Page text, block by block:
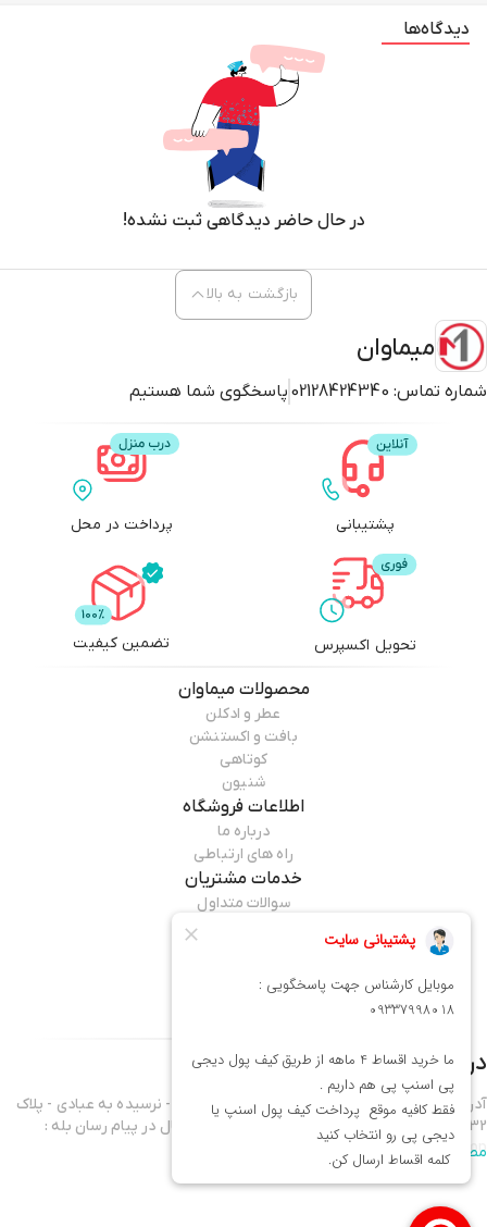
دیدگاه‌ها
در حال حاضر دیدگاهی ثبت نشده!
میماوان
شماره تماس: 02128424340 پاسخگوی شما هستیم
بازگشت به بالا
پشتیبانی پرداخت در محل
تحویل اکسپرس تضمین کیفیت
محصولاتمیماوان
عطر و ادکلن
بافت و اکستنشن
کوتاهی
شنیون
اطلاعات فروشگاه
درباره ما
راه های ارتباطی
خدمات مشتریان
سوالات متداول
قوانین مرجوعی
همراه ما باشید
درباره فروشگاهمیماوان
آدرس فروشگاه : تهران - نارمک خیابان فرجام غربی - نرسیده به عبادی - پلاک
432 موبایل واحد فروش 09337998018 - آدرس کانال در پیام رسان بله :
mima1shop
سلام ورود شما همراهان عزیز را به میماوان،فروشگاه آنلاین آرایشگاهی خوش
مطالعه بیشتر